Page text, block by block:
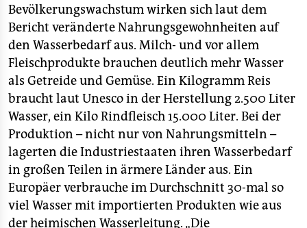
Bevölkerungswachstum wirken sich laut dem
Bericht veränderte Nahrungsgewohnheiten auf
den Wasserbedarf aus. Milch- und vor allem
Fleischprodukte brauchen deutlich mehr Wasser
als Getreide und Gemüse. Ein Kilogramm Reis
braucht laut Unesco in der Herstellung 2.500 Liter
Wasser, ein Kilo Rindfleisch 15.000 Liter. Bei der
Produktion – nicht nur von Nahrungsmitteln –
lagerten die Industriestaaten ihren Wasserbedarf
in großen Teilen in ärmere Länder aus. Ein
Europäer verbrauche im Durchschnitt 30-mal so
viel Wasser mit importierten Produkten wie aus
der heimischen Wasserleitung. „Die